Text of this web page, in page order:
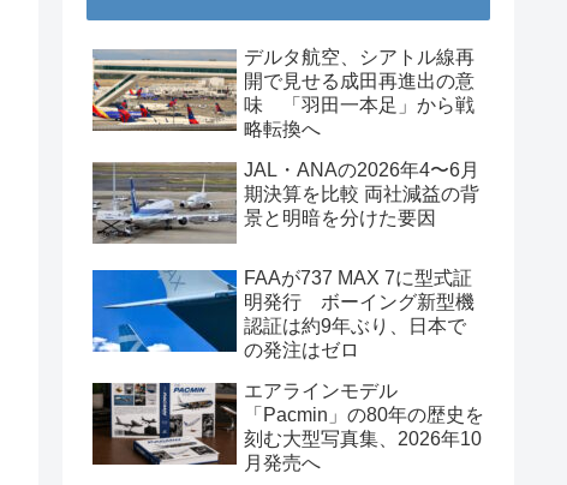
デルタ航空、シアトル線再
開で見せる成田再進出の意
味 「羽田一本足」から戦
略転換へ
JAL・ANAの2026年4〜6月
期決算を比較 両社減益の背
景と明暗を分けた要因
FAAが737 MAX 7に型式証
明発行 ボーイング新型機
認証は約9年ぶり、日本で
の発注はゼロ
エアラインモデル
「Pacmin」の80年の歴史を
刻む大型写真集、2026年10
月発売へ